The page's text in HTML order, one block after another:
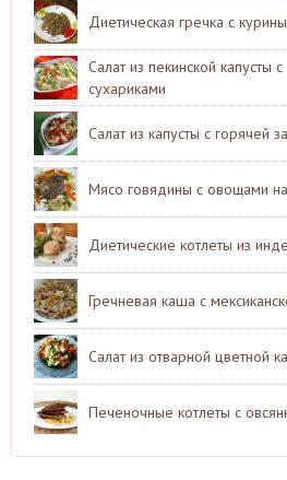
Диетическая гречка с
Салат из пекинской капусты
сухариками
Салат из капусты с горячей
Мясо говядины с овощами
Диетические котлеты из
Гречневая каша с
Салат из отварной цветной
Печеночные котлеты с